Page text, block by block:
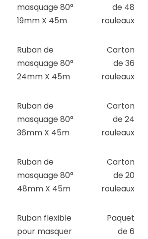
masquage 80°
19mm X 45m
de 48
rouleaux
Ruban de
masquage 80°
24mm X 45m
Carton
de 36
rouleaux
Ruban de
masquage 80°
36mm X 45m
Carton
de 24
rouleaux
Ruban de
masquage 80°
48mm X 45m
Carton
de 20
rouleaux
Ruban flexible
pour masquer
Paquet
de 6